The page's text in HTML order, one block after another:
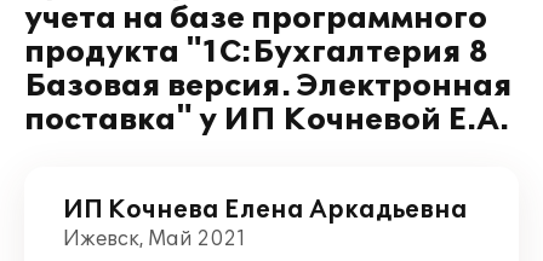
учета на базе программного
продукта "1С:Бухгалтерия 8
Базовая версия. Электронная
поставка" у ИП Кочневой Е.А.
ИП Кочнева Елена Аркадьевна
Ижевск, Май 2021